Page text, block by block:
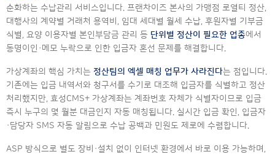
순화하는 수납관리 서비스입니다. 프랜차이즈 본사의 가맹점 로열티 정산,
대행사의 계약별 거래처 용역비, 임대 세대별 월세 수납, 후원자별 기부금
식별, 요양 이용자별 본인부담금 관리 등 단위별 정산이 필요한 업종에서
동명이인·메모 누락으로 인한 입금자 혼선 문제를 해결합니다.
가상계좌의 핵심 가치는 정산팀의 엑셀 매칭 업무가 사라진다는 점입니다.
기존에는 입금 내역서와 청구서를 수기로 대조해 입금자를 식별하고 정산
처리했지만, 효성CMS+ 가상계좌는 계좌번호 자체가 식별자이므로 입금
즉시 누구의 몇 월분 대금인지 자동 매칭됩니다. 실시간 입금 확인, 입금자
·담당자 SMS 자동 알림으로 수납 공백과 민원도 제로에 수렴합니다.
ASP 방식으로 별도 장비·설치 없이 인터넷 환경에서 바로 이용 가능하며,